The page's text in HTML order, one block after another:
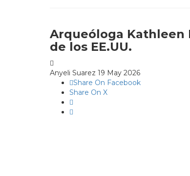
Arqueóloga Kathleen
de los EE.UU.
Anyeli Suarez 19 May 2026
Share On Facebook
Share On X